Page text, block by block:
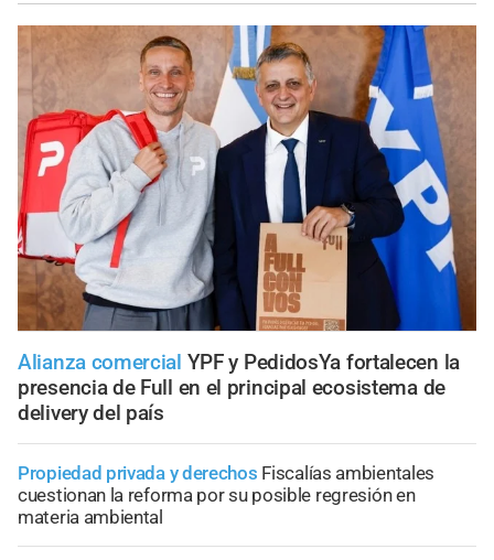
Alianza comercial YPF y PedidosYa fortalecen la
presencia de Full en el principal ecosistema de
delivery del país
Propiedad privada y derechos Fiscalías ambientales
cuestionan la reforma por su posible regresión en
materia ambiental